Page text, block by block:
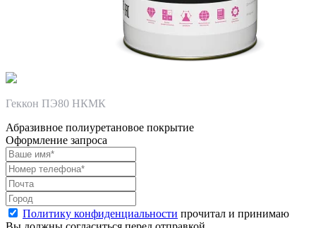
Геккон ПЭ80 НКМК
Абразивное полиуретановое покрытие
Оформление запроса
Политику конфиденциальности прочитал и принимаю